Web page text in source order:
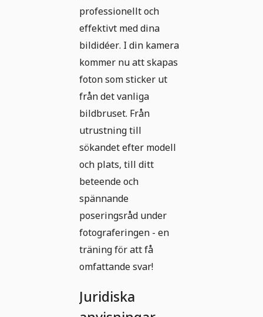
professionellt och
effektivt med dina
bildidéer. I din kamera
kommer nu att skapas
foton som sticker ut
från det vanliga
bildbruset. Från
utrustning till
sökandet efter modell
och plats, till ditt
beteende och
spännande
poseringsråd under
fotograferingen - en
träning för att få
omfattande svar!
Juridiska